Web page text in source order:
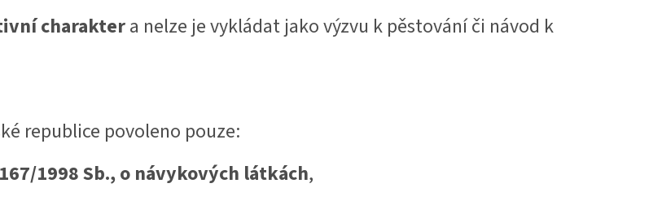
charaktera nelze je vykládat jako výzvu k pěstování či návod k
republice povoleno pouze:
1998 Sb., o návykových látkách,